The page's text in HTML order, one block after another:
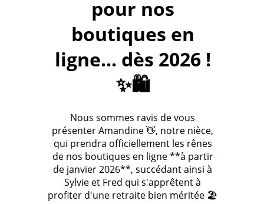
pour nos
boutiques en
ligne... dès 2026 !
✨🛍️
Nous sommes ravis de vous
présenter Amandine 👋, notre nièce,
qui prendra officiellement les rênes
de nos boutiques en ligne **à partir
de janvier 2026**, succédant ainsi à
Sylvie et Fred qui s'apprêtent à
profiter d'une retraite bien méritée 🏖️